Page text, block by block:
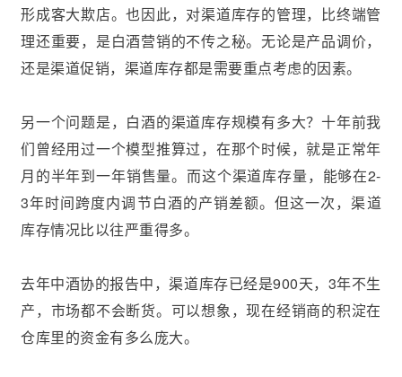
形成客大欺店。也因此，对渠道库存的管理，比终端管
理还重要，是白酒营销的不传之秘。无论是产品调价，
还是渠道促销，渠道库存都是需要重点考虑的因素。
另一个问题是，白酒的渠道库存规模有多大？十年前我
们曾经用过一个模型推算过，在那个时候，就是正常年
月的半年到一年销售量。而这个渠道库存量，能够在2-
3年时间跨度内调节白酒的产销差额。但这一次，渠道
库存情况比以往严重得多。
去年中酒协的报告中，渠道库存已经是900天，3年不生
产，市场都不会断货。可以想象，现在经销商的积淀在
仓库里的资金有多么庞大。